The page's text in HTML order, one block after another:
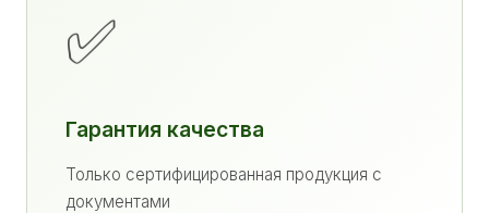
✅
Гарантия качества
Только сертифицированная продукция с
документами